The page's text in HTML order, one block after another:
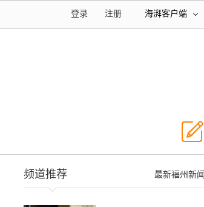
海湃客户端
注册
登录
最新福州新闻
频道推荐